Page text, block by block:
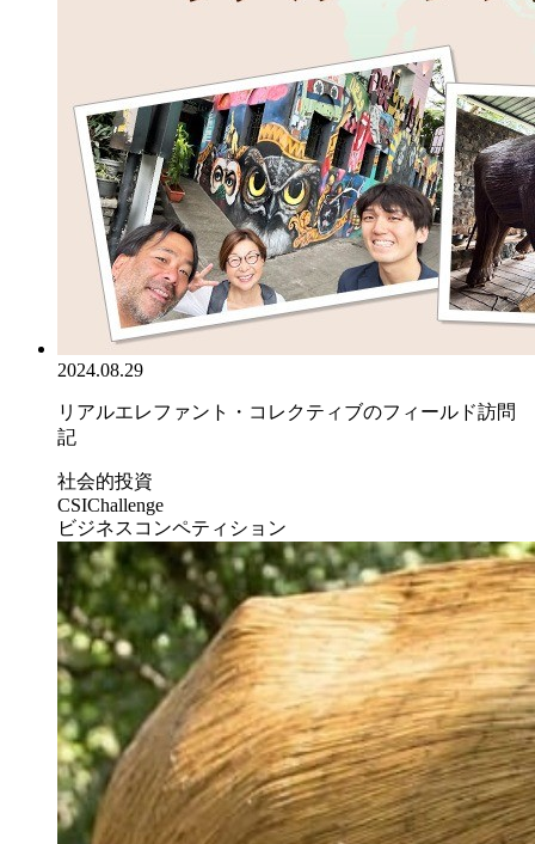
2024.08.29
リアルエレファント・コレクティブのフィールド訪問
記
社会的投資
CSIChallenge
ビジネスコンペティション